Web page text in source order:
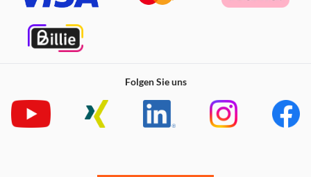
Nutzer über eine Milliarde Schritte zurück – das
entspricht einer Erdumrundung! Monatliche
bieten lehrreiche und spannende Inhalte, die Kinder aktiv
halten.
Technische Highlights
Modell
: X6Play / X6Play eSIM
Bildschirm
: 1,52” TFT, 360 x 400
Folgen Sie uns